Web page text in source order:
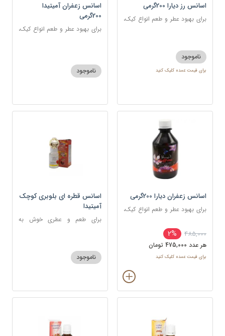
اسانس رز دیارا 200گرمی
برای بهبود عطر و طعم انواع کیک،
ناموجود
برای قیمت عمده کلیک کنید
اسانس زعفران آمیتیدا
200گرمی
برای بهبود عطر و طعم انواع کیک،
ناموجود
اسانس زعفران دیارا 200گرمی
برای بهبود عطر و طعم انواع کیک،
485,000
2%
هر عدد 475,000 تومان
برای قیمت عمده کلیک کنید
اسانس قطره ای بلوبری کوچک
آمیتیدا
برای طعم و عطری خوش به
ناموجود